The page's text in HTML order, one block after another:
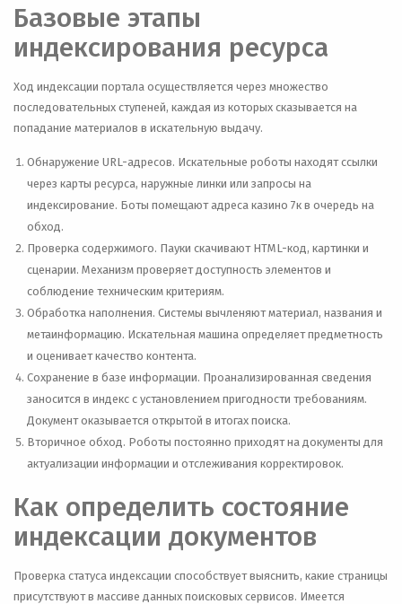
Базовые этапы
индексирования ресурса
Ход индексации портала осуществляется через множество
последовательных ступеней, каждая из которых сказывается на
попадание материалов в искательную выдачу.
Обнаружение URL-адресов. Искательные роботы находят ссылки
через карты ресурса, наружные линки или запросы на
индексирование. Боты помещают адреса казино 7к в очередь на
обход.
Проверка содержимого. Пауки скачивают HTML-код, картинки и
сценарии. Механизм проверяет доступность элементов и
соблюдение техническим критериям.
Обработка наполнения. Системы вычленяют материал, названия и
метаинформацию. Искательная машина определяет предметность
и оценивает качество контента.
Сохранение в базе информации. Проанализированная сведения
заносится в индекс с установлением пригодности требованиям.
Документ оказывается открытой в итогах поиска.
Вторичное обход. Роботы постоянно приходят на документы для
актуализации информации и отслеживания корректировок.
Как определить состояние
индексации документов
Проверка статуса индексации способствует выяснить, какие страницы
присутствуют в массиве данных поисковых сервисов. Имеется